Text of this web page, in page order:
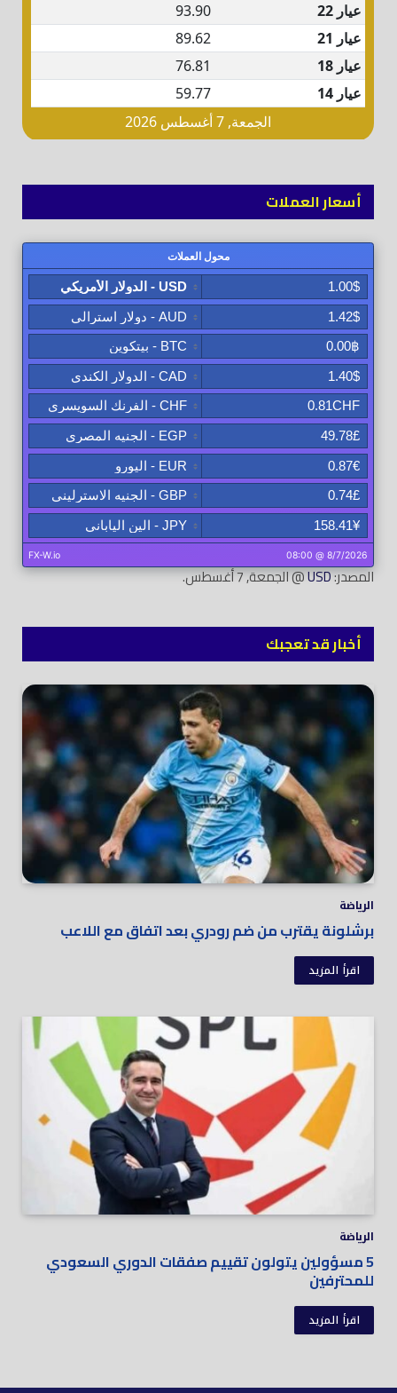
أسعار العملات
المصدر:USD@ الجمعة, 7 أغسطس.
أخبار قد تعجبك
الرياضة
برشلونة يقترب من ضم رودري بعد اتفاق مع اللاعب
اقرأ المزيد
الرياضة
5 مسؤولين يتولون تقييم صفقات الدوري السعودي
للمحترفين
اقرأ المزيد